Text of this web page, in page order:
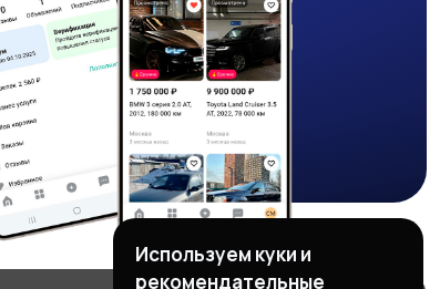
Используем куки и
рекомендательные